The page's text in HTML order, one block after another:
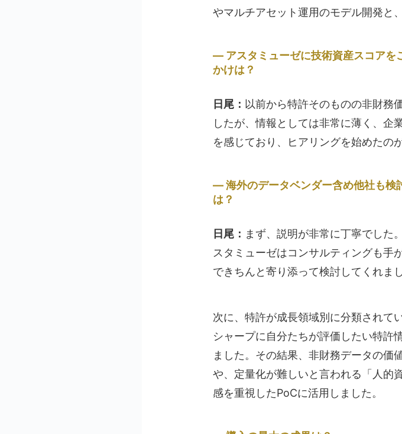
やマルチアセット運用のモデル開発と
アスタミューゼに技術資産スコア
かけは？
日尾： 以前から特許そのものの非財務
したが、情報としては非常に薄く、企
を感じており、ヒアリングを始めたの
海外のデータベンダー含め他社も
は？
日尾： まず、説明が非常に丁寧でした
スタミューゼはコンサルティングも手
できちんと寄り添って検討してくれまし
次に、特許が成長領域別に分類されて
シャープに自分たちが評価したい特許
ました。その結果、非財務データの価
や、定量化が難しいと言われる「人的
感を重視したPoCに活用しました。